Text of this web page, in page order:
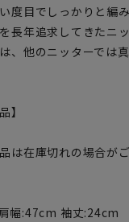
度目でしっかりと編
長年追求してきたニ
、他のニッターでは
】
在庫切れの場合がご
幅:47cm 袖丈:24cm